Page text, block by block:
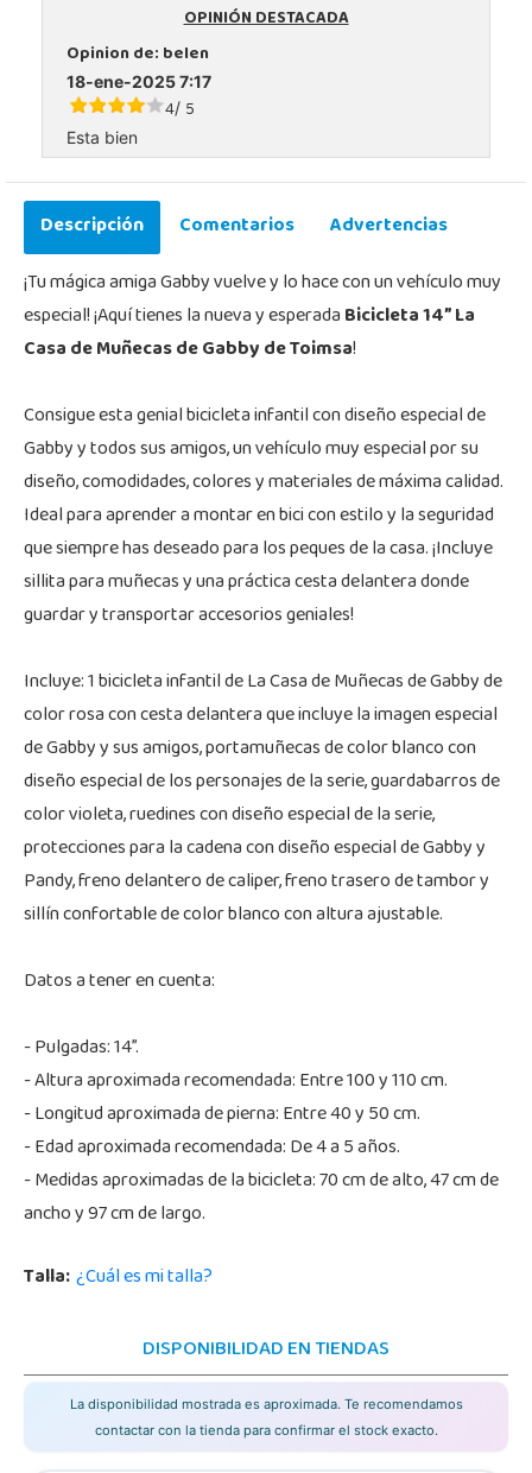
OPINIÓN DESTACADA
Opinion de:belen
18-ene-2025 7:17
4/ 5
Esta bien
Descripción Comentarios
Advertencias
¡Tu mágica amiga Gabby vuelve y lo hace con un vehículo muy
especial! ¡Aquí tienes la nueva y esperadaBicicleta 14” La
Casa de Muñecas de Gabby de Toimsa!
Consigue esta genial bicicleta infantil con diseño especial de
Gabby y todos sus amigos, un vehículo muy especial por su
diseño, comodidades, colores y materiales de máxima calidad.
Ideal para aprender a montar en bici con estilo y la seguridad
que siempre has deseado para los peques de la casa. ¡Incluye
sillita para muñecas y una práctica cesta delantera donde
guardar y transportar accesorios geniales!
Incluye: 1 bicicleta infantil de La Casa de Muñecas de Gabby de
color rosa con cesta delantera que incluye la imagen especial
de Gabby y sus amigos, portamuñecas de color blanco con
diseño especial de los personajes de la serie, guardabarros de
color violeta, ruedines con diseño especial de la serie,
protecciones para la cadena con diseño especial de Gabby y
Pandy, freno delantero de caliper, freno trasero de tambor y
sillín confortable de color blanco con altura ajustable.
Datos a tener en cuenta:
- Pulgadas: 14”.
- Altura aproximada recomendada: Entre 100 y 110 cm.
- Longitud aproximada de pierna: Entre 40 y 50 cm.
- Edad aproximada recomendada: De 4 a 5 años.
- Medidas aproximadas de la bicicleta: 70 cm de alto, 47 cm de
ancho y 97 cm de largo.
Talla:¿Cuál es mi talla?
DISPONIBILIDAD EN TIENDAS
La disponibilidad mostrada es aproximada. Te recomendamos
contactar con la tienda para confirmar el stock exacto.